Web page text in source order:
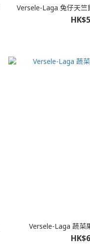
Versele-Laga 兔仔天
Versele-Laga 蔬菜